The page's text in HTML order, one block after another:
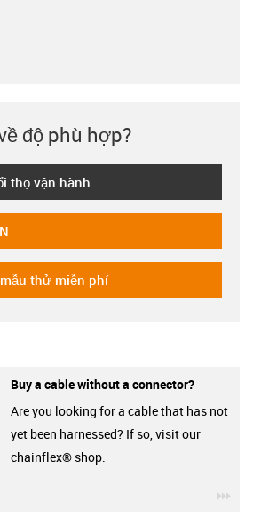
độ phù hợp?
thọ vận hành
plan
thử miễn phí
Buy a cable without a connector?
Are you looking for a cable that has not
yet been harnessed? If so, visit our
chainflex® shop.